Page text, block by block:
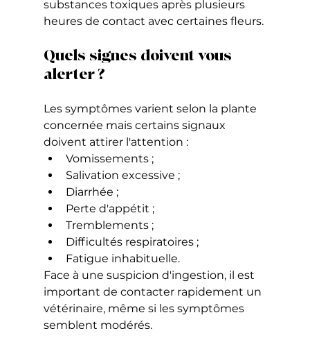
substances toxiques après plusieurs
heures de contact avec certaines fleurs.
Quels signes doivent vous
alerter ?
Les symptômes varient selon la plante
concernée mais certains signaux
doivent attirer l'attention :
Vomissements ;
Salivation excessive ;
Diarrhée ;
Perte d'appétit ;
Tremblements ;
Difficultés respiratoires ;
Fatigue inhabituelle.
Face à une suspicion d'ingestion, il est
important de contacter rapidement un
vétérinaire, même si les symptômes
semblent modérés.